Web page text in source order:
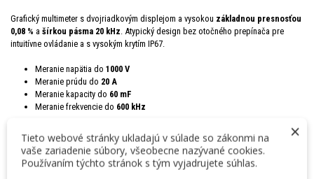
Grafický multimeter s dvojriadkovým displejom a vysokou základnou presnosťou
0,08 % a šírkou pásma 20 kHz. Atypický design bez otočného prepínača pre
intuitívne ovládanie a s vysokým krytím IP67.
Meranie napätia do 1000 V
Meranie prúdu do 20 A
Meranie kapacity do 60 mF
Meranie frekvencie do 600 kHz
Množstvo
×
Tieto webové stránky ukladajú v súlade so zákonmi na
vaše zariadenie súbory, všeobecne nazývané cookies.
Používaním týchto stránok s tým vyjadrujete súhlas.